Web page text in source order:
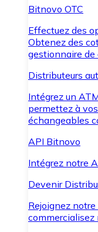
Bitnovo OTC
Effectuez des
Obtenez des
gestionnaire de
Distributeurs
Intégrez un
permettez à
échangeables
API Bitnovo
Intégrez notre
Devenir
Rejoignez
commercialisez